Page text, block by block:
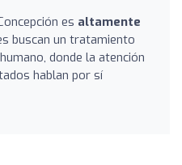
es altamente
buscan un tratamiento
donde la atención
hablan por sí